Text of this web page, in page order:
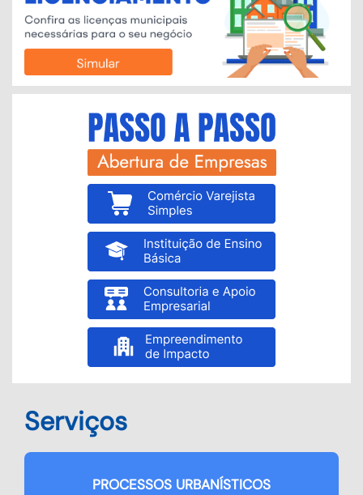
Serviços
PROCESSOS URBANÍSTICOS